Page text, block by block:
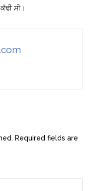
ਸੀ।
Required fields are